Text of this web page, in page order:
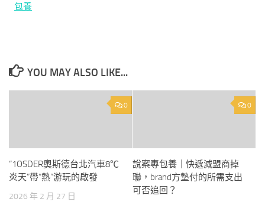
包養
YOU MAY ALSO LIKE...
0
“1OSDER奧斯德台北汽車8℃
炎天”帶“熱”游玩的啟發
2026 年 2 月 27 日
0
說案專包養｜快遞減盟商掉
聯，brand方墊付的所需支出
可否追回？